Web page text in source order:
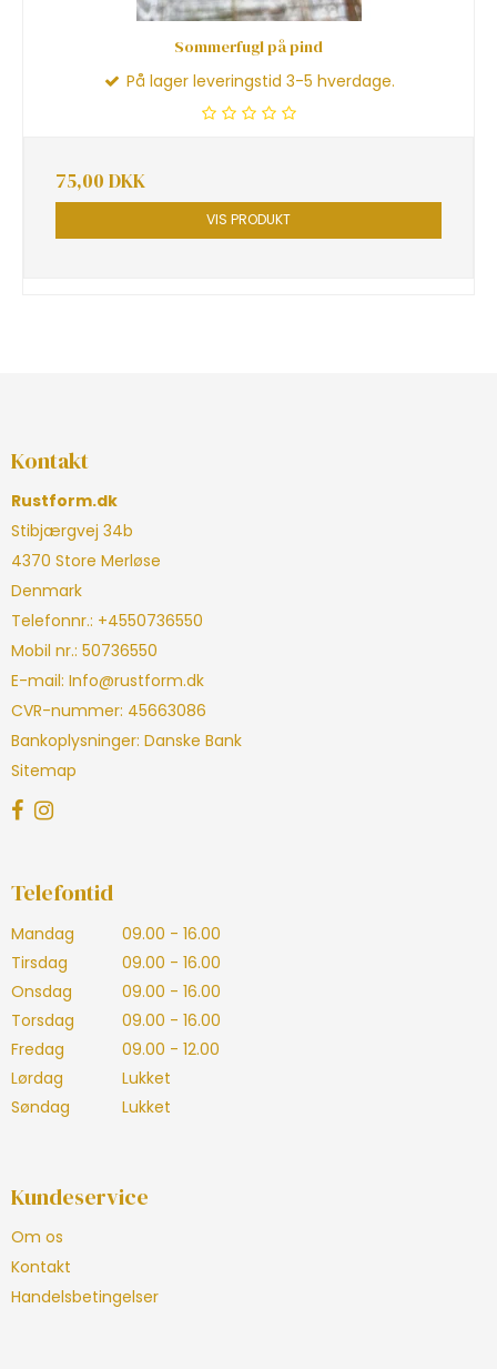
Sommerfugl på pind
På lager leveringstid 3-5 hverdage.
75,00 DKK
VIS PRODUKT
Kontakt
Rustform.dk
Stibjærgvej 34b
4370 Store Merløse
Denmark
Telefonnr.: +4550736550
Mobil nr.: 50736550
E-mail: Info@rustform.dk
CVR-nummer: 45663086
Bankoplysninger: Danske Bank
Sitemap
Telefontid
Mandag
09.00 - 16.00
Tirsdag
09.00 - 16.00
Onsdag
09.00 - 16.00
Torsdag
09.00 - 16.00
Fredag
09.00 - 12.00
Lørdag
Lukket
Søndag
Lukket
Kundeservice
Om os
Kontakt
Handelsbetingelser